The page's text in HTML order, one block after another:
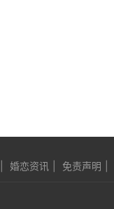
婚恋资讯 免责声明